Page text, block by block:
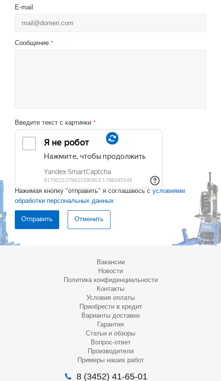
E-mail
Сообщение *
Введите текст с картинки *
Нажимая кнопку "отправить" я соглашаюсь с условиями
обработки персональных данных
Отменить
Вакансии
Новости
Политика конфиденциальности
Контакты
Условия оплаты
Приобрести в кредит
Варианты доставки
Гарантия
Статьи и обзоры
Вопрос-ответ
Производители
Примеры наших работ
8 (3452) 41-65-01